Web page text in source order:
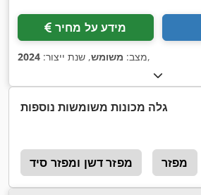
מידע על מחיר
מצב: משומש, שנת ייצור: 2024 ,
גלה מכונות משומשות נוספות
מפזר דשן ומפזר סיד מפזר